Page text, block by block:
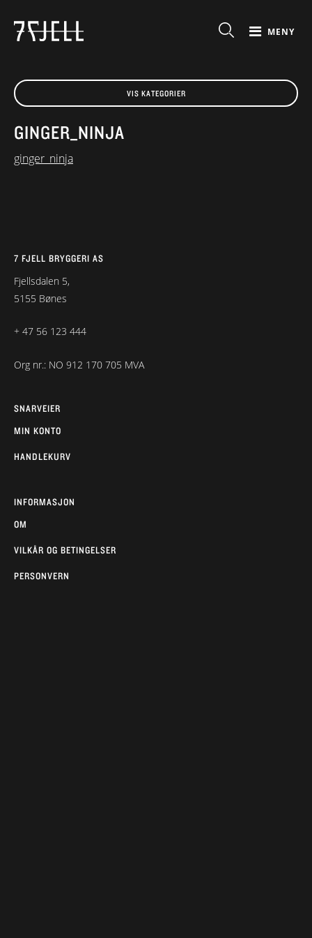
MENY
VIS KATEGORIER
GINGER_NINJA
ginger_ninja
7 FJELL BRYGGERI AS
Fjellsdalen 5,
5155 Bønes
+ 47 56 123 444
Org nr.: NO 912 170 705 MVA
SNARVEIER
MIN KONTO
HANDLEKURV
INFORMASJON
OM
VILKÅR OG BETINGELSER
PERSONVERN